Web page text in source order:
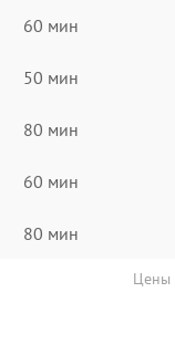
60 мин
50 мин
80 мин
60 мин
80 мин
Цены